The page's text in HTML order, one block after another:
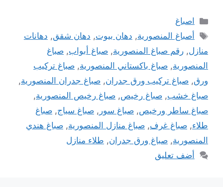
التصنيفات
اصباغ
الوسوم
أصباغ المنصورية, دهان بيوت, دهان شقق, دهانات
منازل, رقم صباغ المنصورية, صباغ أبواب, صباغ
المنصورية, صباغ باكستاني المنصورية, صباغ تركيب
ورق, صباغ تركيب ورق جدران, صباغ جدران المنصورية,
صباغ خشب, صباغ رخيص, صباغ رخيص المنصورية,
صباغ ساطر ورخيص, صباغ سور , صباغ سياج, صباغ
طلاء, صباغ غرف, صباغ منازل المنصورية, صباغ هندي
المنصورية, صباغ ورق جدران, طلاء منازل
أضف تعليق